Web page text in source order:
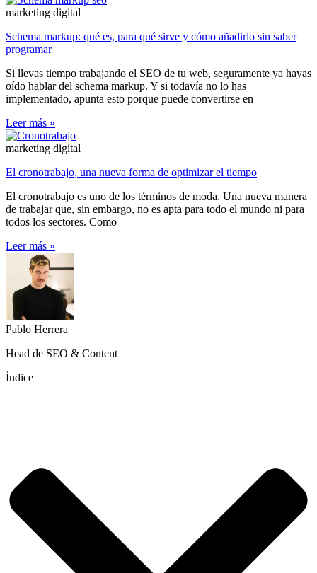
marketing digital
Schema markup: qué es, para qué sirve y cómo añadirlo sin saber
programar
Si llevas tiempo trabajando el SEO de tu web, seguramente ya hayas
oído hablar del schema markup. Y si todavía no lo has
implementado, apunta esto porque puede convertirse en
Leer más »
marketing digital
El cronotrabajo, una nueva forma de optimizar el tiempo
El cronotrabajo es uno de los términos de moda. Una nueva manera
de trabajar que, sin embargo, no es apta para todo el mundo ni para
todos los sectores. Como
Leer más »
Pablo Herrera
Head de SEO & Content
Índice